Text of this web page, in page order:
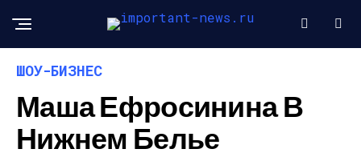
ШОУ-БИЗНЕС
Маша Ефросинина В
Нижнем Белье